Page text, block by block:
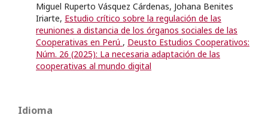
Miguel Ruperto Vásquez Cárdenas, Johana Benites
Iriarte, Estudio crítico sobre la regulación de las
reuniones a distancia de los órganos sociales de las
Cooperativas en Perú , Deusto Estudios Cooperativos:
Núm. 26 (2025): La necesaria adaptación de las
cooperativas al mundo digital
Idioma